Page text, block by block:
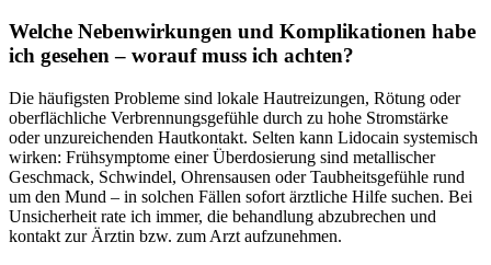
Welche Nebenwirkungen und Komplikationen habe⁤
ich gesehen – worauf muss‌ ich⁤ achten?
Die häufigsten Probleme sind ‌lokale ‍Hautreizungen, Rötung ​oder
oberflächliche Verbrennungsgefühle durch ⁢zu hohe Stromstärke
oder unzureichenden Hautkontakt.⁤ Selten kann ‍Lidocain ‌systemisch
wirken: Frühsymptome einer Überdosierung ⁤sind metallischer
Geschmack, Schwindel, ⁢Ohrensausen oder Taubheitsgefühle rund
um den Mund – in solchen Fällen sofort ärztliche Hilfe suchen. Bei
Unsicherheit rate ich immer, die behandlung abzubrechen und
kontakt zur Ärztin bzw. zum ‌Arzt‍ aufzunehmen.